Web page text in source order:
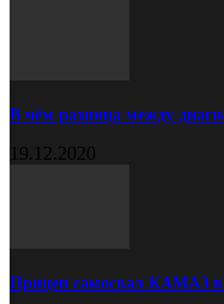
В чём разница между
19.12.2020
Прицеп самосвал КАМАЗ